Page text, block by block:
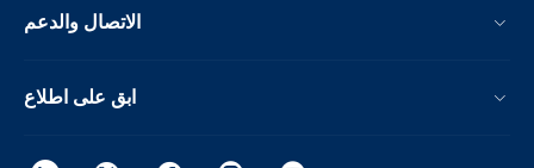
الاتصال والدعم
ابق على اطلاع